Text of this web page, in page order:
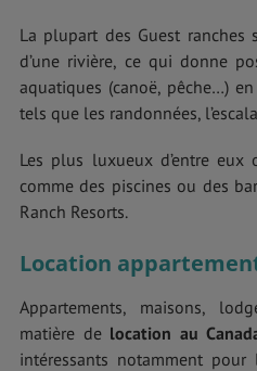
La plupart des Guest ranches
d’une rivière, ce qui donne
aquatiques (canoë, pêche…)
tels que les randonnées,
Les plus luxueux d’entre eux
comme des piscines ou des
Ranch Resorts.
Location
Appartements, maisons,
matière de location au
intéressants notamment